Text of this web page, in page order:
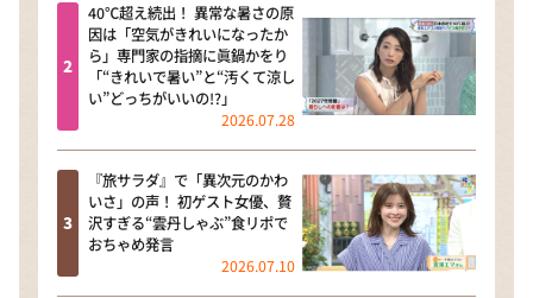
ポツンと一軒家
ザキ山小屋本館
ぺこぱのまるスポ
40℃超え続出！ 異常な暑さの原
因は「空気がきれいになったか
ら」専門家の指摘に眞鍋かをり
「“きれいで暑い”と“汚くて涼し
い”どっちがいいの!?」
2026.07.28
『旅サラダ』で「異次元のかわ
いさ」の声！ 初ゲスト女優、贅
沢すぎる“雲丹しゃぶ”食リポで
おちゃめ発言
2026.07.10